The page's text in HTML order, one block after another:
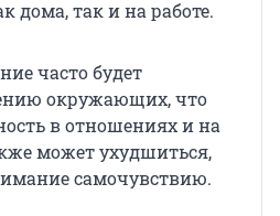
дома, так и на работе.
часто будет
окружающих, что
в отношениях и на
может ухудшиться,
самочувствию.